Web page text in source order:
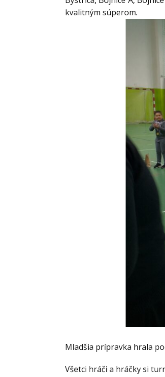
kvalitným súperom.
Mladšia prípravka hrala
Všetci hráči a hráčky si